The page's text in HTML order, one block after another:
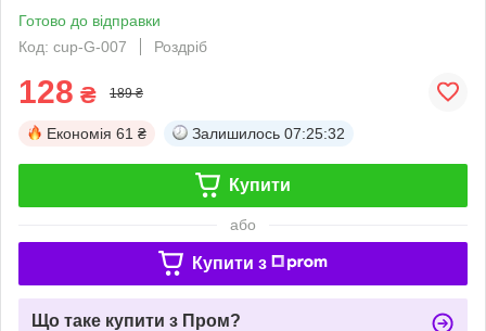
Готово до відправки
Код: cup-G-007
Роздріб
128 ₴ 189 ₴
Економія 61 ₴ Залишилось 07:25:32
Купити
або
Купити з
Що таке купити з Пром?